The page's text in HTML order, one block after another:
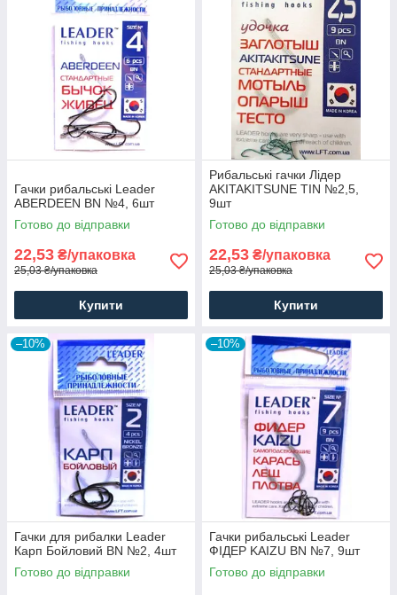
Гачки рибальські Leader
ABERDEEN BN №4, 6шт
Готово до відправки
22,53 ₴/упаковка
25,03 ₴/упаковка
Купити
Рибальські гачки Лідер
AKITAKITSUNE TIN №2,5,
9шт
Готово до відправки
22,53 ₴/упаковка
25,03 ₴/упаковка
Купити
–10%
Гачки для рибалки Leader
Карп Бойловий BN №2, 4шт
Готово до відправки
–10%
Гачки рибальські Leader
ФІДЕР KAIZU BN №7, 9шт
Готово до відправки